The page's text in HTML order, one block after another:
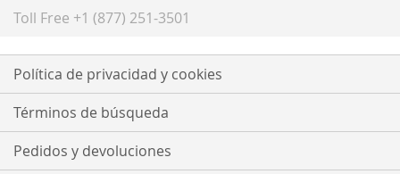
Toll Free +1 (877) 251-3501
Política de privacidad y cookies
Términos de búsqueda
Pedidos y devoluciones